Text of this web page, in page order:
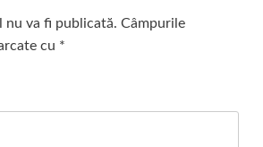
nu va fi publicată. Câmpurile
cu *